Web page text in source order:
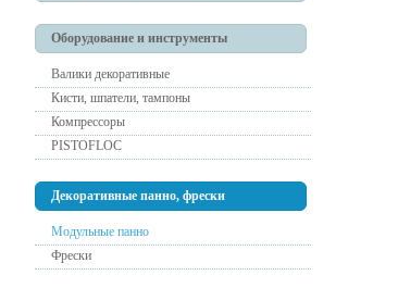
Оборудование и инструменты
Валики декоративные
Кисти, шпатели, тампоны
Компрессоры
PISTOFLOC
Декоративные панно, фрески
Модульные панно
Фрески